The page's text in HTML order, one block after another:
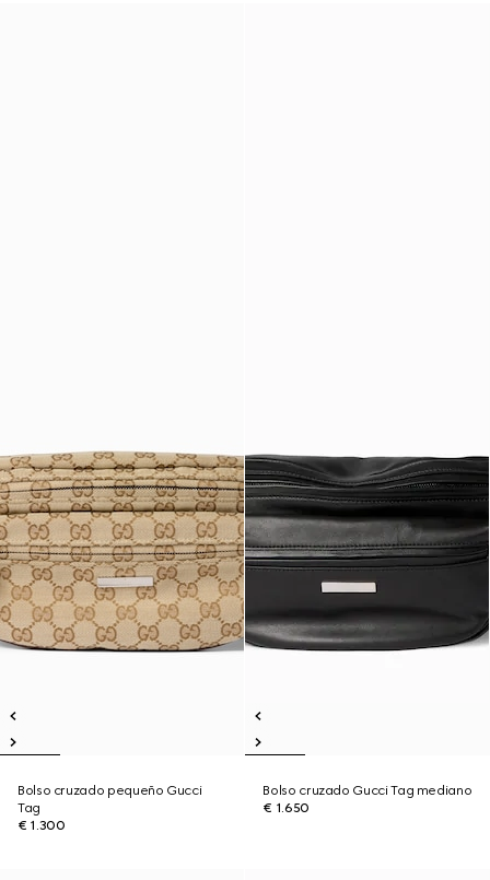
Bolso cruzado pequeño Gucci
Tag
€ 1.300
Bolso cruzado Gucci Tag mediano
€ 1.650